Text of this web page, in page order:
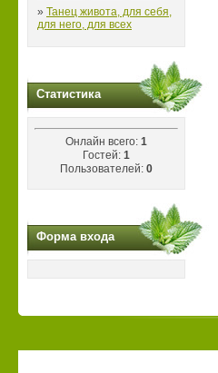
» Танец живота, для себя,
для него, для всех
Статистика
Онлайн всего: 1
Гостей: 1
Пользователей: 0
Форма входа